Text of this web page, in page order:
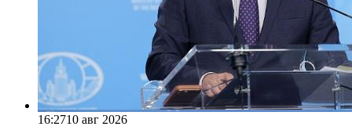
16:2710 авг 2026